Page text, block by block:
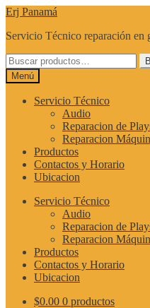
Ir
la
Ir
contenido
Erj Panamá
Servicio Técnico reparación en
Buscar
por:Menú
Servicio Técnico
Audio
Reparacion de
Reparacion
Productos
Contactos y Horario
Ubicacion
Servicio Técnico
Audio
Reparacion de
Reparacion
Productos
Contactos y Horario
Ubicacion
$0.00 0 productos